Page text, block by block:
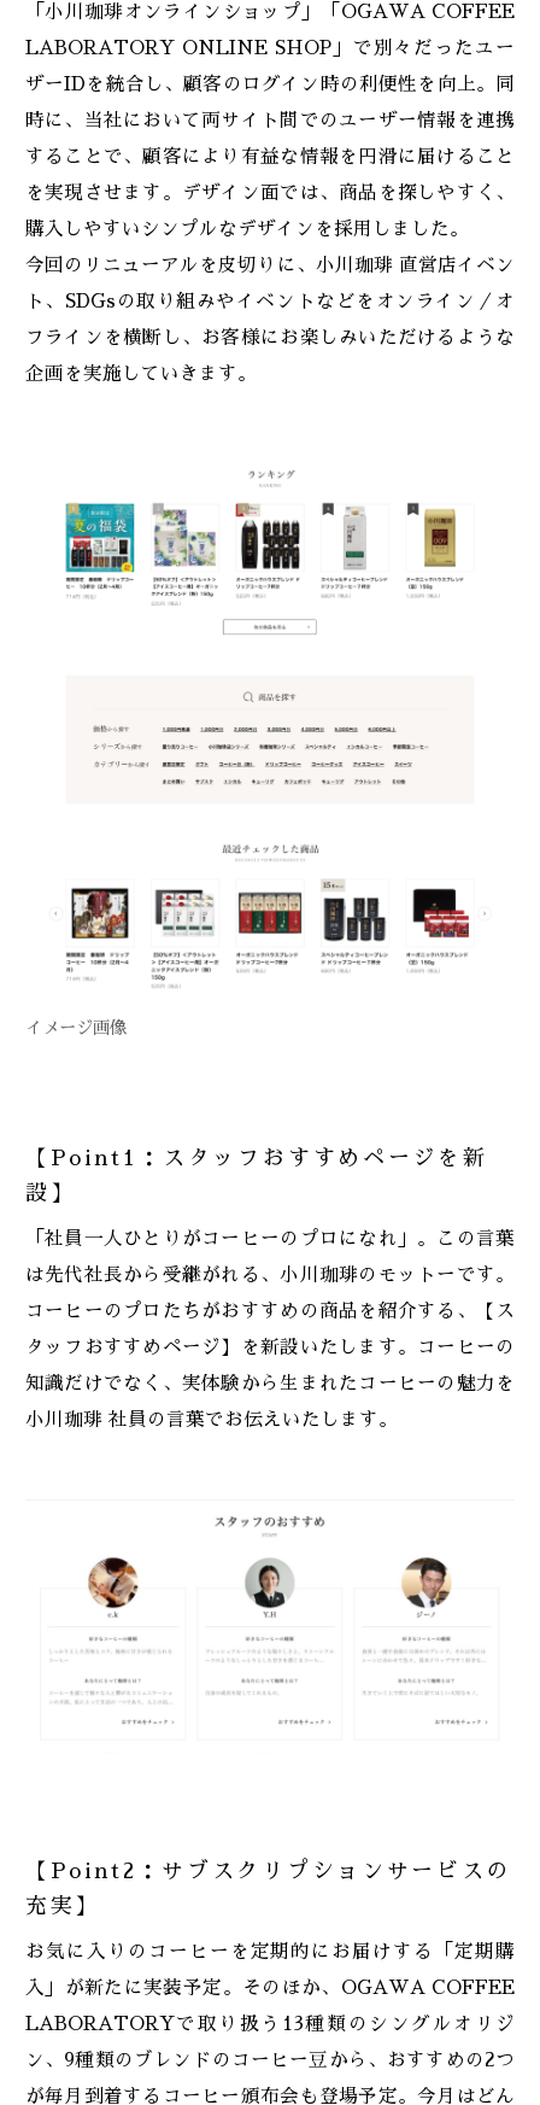
「小川珈琲オンラインショップ」「OGAWA COFFEE
LABORATORY ONLINE SHOP」で別々だったユー
ザーIDを統合し、顧客のログイン時の利便性を向上。同
時に、当社において両サイト間でのユーザー情報を連携
することで、顧客により有益な情報を円滑に届けること
を実現させます。デザイン面では、商品を探しやすく、
購入しやすいシンプルなデザインを採用しました。
今回のリニューアルを皮切りに、小川珈琲 直営店イベン
ト、SDGsの取り組みやイベントなどをオンライン／オ
フラインを横断し、お客様にお楽しみいただけるような
企画を実施していきます。
イメージ画像
【Point1：スタッフおすすめページを新
設】
「社員一人ひとりがコーヒーのプロになれ」。この言葉
は先代社長から受継がれる、小川珈琲のモットーです。
コーヒーのプロたちがおすすめの商品を紹介する、【ス
タッフおすすめページ】を新設いたします。コーヒーの
知識だけでなく、実体験から生まれたコーヒーの魅力を
小川珈琲 社員の言葉でお伝えいたします。
【Point2：サブスクリプションサービスの
充実】
お気に入りのコーヒーを定期的にお届けする「定期購
入」が新たに実装予定。そのほか、OGAWA COFFEE
LABORATORYで取り扱う13種類のシングルオリジ
ン、9種類のブレンドのコーヒー豆から、おすすめの2つ
が毎月到着するコーヒー頒布会も登場予定。今月はどん